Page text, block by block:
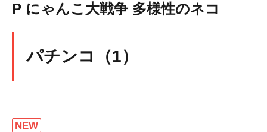
P にゃんこ大戦争 多様性のネコ
パチンコ（1）
NEW